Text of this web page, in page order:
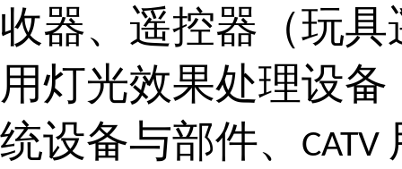
收器、遥控器（玩
用灯光效果处理设
统设备与部件、
CATV